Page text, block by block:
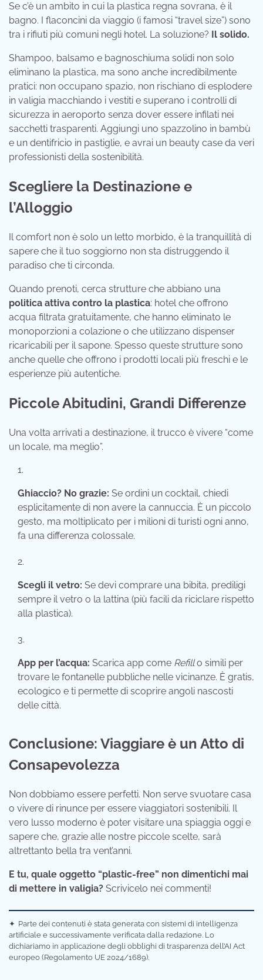
Se c’è un ambito in cui la plastica regna sovrana, è il
bagno. I flaconcini da viaggio (i famosi “travel size”) sono
tra i rifiuti più comuni negli hotel. La soluzione? Il solido.
Shampoo, balsamo e bagnoschiuma solidi non solo
eliminano la plastica, ma sono anche incredibilmente
pratici: non occupano spazio, non rischiano di esplodere
in valigia macchiando i vestiti e superano i controlli di
sicurezza in aeroporto senza dover essere infilati nei
sacchetti trasparenti. Aggiungi uno spazzolino in bambù
e un dentifricio in pastiglie, e avrai un beauty case da veri
professionisti della sostenibilità.
Scegliere la Destinazione e
l’Alloggio
Il comfort non è solo un letto morbido, è la tranquillità di
sapere che il tuo soggiorno non sta distruggendo il
paradiso che ti circonda.
Quando prenoti, cerca strutture che abbiano una
politica attiva contro la plastica: hotel che offrono
acqua filtrata gratuitamente, che hanno eliminato le
monoporzioni a colazione o che utilizzano dispenser
ricaricabili per il sapone. Spesso queste strutture sono
anche quelle che offrono i prodotti locali più freschi e le
esperienze più autentiche.
Piccole Abitudini, Grandi Differenze
Una volta arrivati a destinazione, il trucco è vivere “come
un locale, ma meglio”.
Ghiaccio? No grazie: Se ordini un cocktail, chiedi
esplicitamente di non avere la cannuccia. È un piccolo
gesto, ma moltiplicato per i milioni di turisti ogni anno,
fa una differenza colossale.
Scegli il vetro: Se devi comprare una bibita, prediligi
sempre il vetro o la lattina (più facili da riciclare rispetto
alla plastica).
App per l’acqua: Scarica app come Refillo simili per
trovare le fontanelle pubbliche nelle vicinanze. È gratis,
ecologico e ti permette di scoprire angoli nascosti
delle città.
Conclusione: Viaggiare è un Atto di
Consapevolezza
Non dobbiamo essere perfetti. Non serve svuotare casa
o vivere di rinunce per essere viaggiatori sostenibili. Il
vero lusso moderno è poter visitare una spiaggia oggi e
sapere che, grazie alle nostre piccole scelte, sarà
altrettanto bella tra vent’anni.
E tu, quale oggetto “plastic-free” non dimentichi mai
di mettere in valigia? Scrivicelo nei commenti!
✦ Parte dei contenuti è stata generata con sistemi di intelligenza
artificiale e successivamente verificata dalla redazione. Lo
dichiariamo in applicazione degli obblighi di trasparenza dell’AI Act
europeo (Regolamento UE 2024/1689).